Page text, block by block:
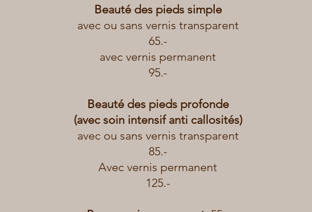
Beauté des pieds simple
avec ou sans vernis transparent
65.-
avec vernis permanent
95.-
Beauté des pieds profonde
(avec soin intensif anti callosités)
avec ou sans vernis transparent
85.-
Avec vernis permanent
125.-